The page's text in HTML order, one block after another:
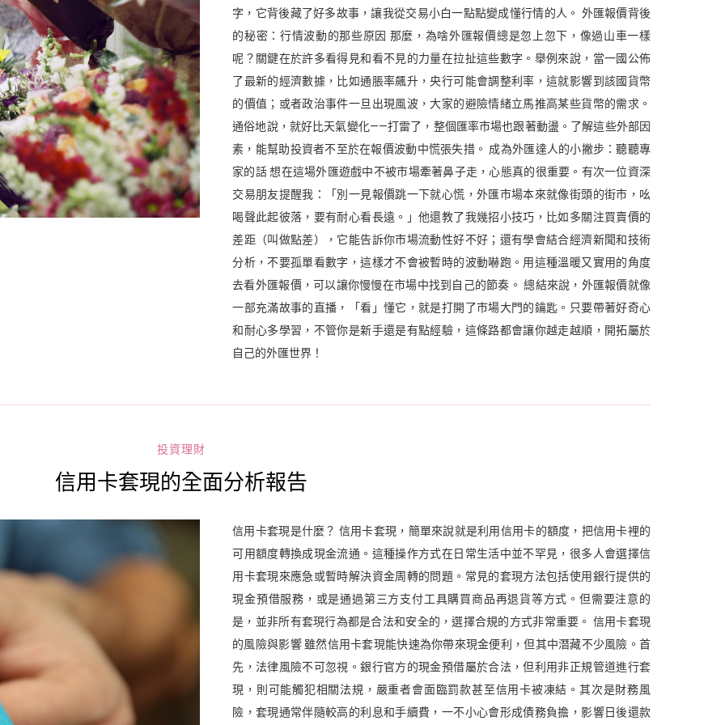
字，它背後藏了好多故事，讓我從交易小白一點點變成懂行情的人。 外匯報價背後
的秘密：行情波動的那些原因 那麼，為啥外匯報價總是忽上忽下，像過山車一樣
呢？關鍵在於許多看得見和看不見的力量在拉扯這些數字。舉例來說，當一國公佈
了最新的經濟數據，比如通脹率飆升，央行可能會調整利率，這就影響到該國貨幣
的價值；或者政治事件一旦出現風波，大家的避險情緒立馬推高某些貨幣的需求。
通俗地說，就好比天氣變化——打雷了，整個匯率市場也跟著動盪。了解這些外部因
素，能幫助投資者不至於在報價波動中慌張失措。 成為外匯達人的小撇步：聽聽專
家的話 想在這場外匯遊戲中不被市場牽著鼻子走，心態真的很重要。有次一位資深
交易朋友提醒我：「別一見報價跳一下就心慌，外匯市場本來就像街頭的街市，吆
喝聲此起彼落，要有耐心看長遠。」他還教了我幾招小技巧，比如多關注買賣價的
差距（叫做點差），它能告訴你市場流動性好不好；還有學會結合經濟新聞和技術
分析，不要孤單看數字，這樣才不會被暫時的波動嚇跑。用這種溫暖又實用的角度
去看外匯報價，可以讓你慢慢在市場中找到自己的節奏。 總結來說，外匯報價就像
一部充滿故事的直播，「看」懂它，就是打開了市場大門的鑰匙。只要帶著好奇心
和耐心多學習，不管你是新手還是有點經驗，這條路都會讓你越走越順，開拓屬於
自己的外匯世界！
投資理財
信用卡套現的全面分析報告
信用卡套現是什麼？ 信用卡套現，簡單來說就是利用信用卡的額度，把信用卡裡的
可用額度轉換成現金流通。這種操作方式在日常生活中並不罕見，很多人會選擇信
用卡套現來應急或暫時解決資金周轉的問題。常見的套現方法包括使用銀行提供的
現金預借服務，或是通過第三方支付工具購買商品再退貨等方式。但需要注意的
是，並非所有套現行為都是合法和安全的，選擇合規的方式非常重要。 信用卡套現
的風險與影響 雖然信用卡套現能快速為你帶來現金便利，但其中潛藏不少風險。首
先，法律風險不可忽視。銀行官方的現金預借屬於合法，但利用非正規管道進行套
現，則可能觸犯相關法規，嚴重者會面臨罰款甚至信用卡被凍結。其次是財務風
險，套現通常伴隨較高的利息和手續費，一不小心會形成債務負擔，影響日後還款